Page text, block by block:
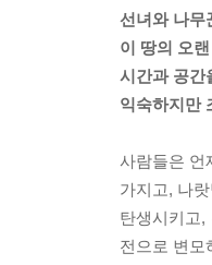
선녀와 나무
이 땅의 오
시간과 공간
익숙하지만
사람들은 언
가지고, 나
탄생시키고,
전으로 변모